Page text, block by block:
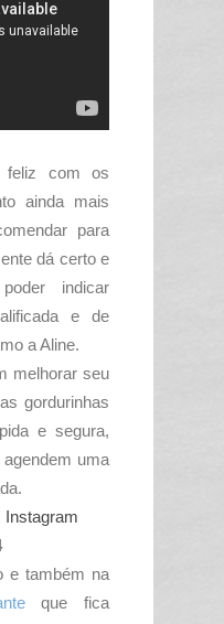
com os
ainda mais
para
dá certo e
indicar
e de
a Aline.
seu
gordurinhas
e segura,
uma
Instagram
e também na
que fica